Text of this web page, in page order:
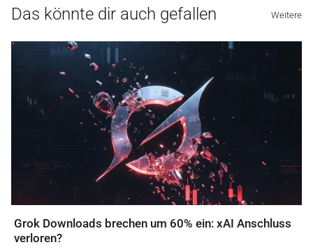
Das könnte dir auch gefallen Weitere
Grok Downloads brechen um 60% ein: xAI Anschluss
verloren?